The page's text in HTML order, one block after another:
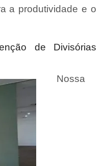
a produtividade e o
de Divisórias
Nossa